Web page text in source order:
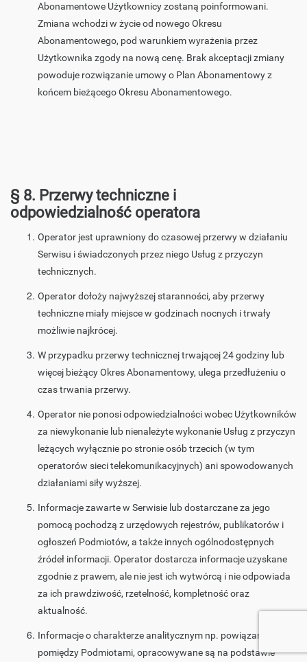
Abonamentowe Użytkownicy zostaną poinformowani.
Zmiana wchodzi w życie od nowego Okresu
Abonamentowego, pod warunkiem wyrażenia przez
Użytkownika zgody na nową cenę. Brak akceptacji zmiany
powoduje rozwiązanie umowy o Plan Abonamentowy z
końcem bieżącego Okresu Abonamentowego.
§ 8. Przerwy techniczne i
odpowiedzialność operatora
Operator jest uprawniony do czasowej przerwy w działaniu
Serwisu i świadczonych przez niego Usług z przyczyn
technicznych.
Operator dołoży najwyższej staranności, aby przerwy
techniczne miały miejsce w godzinach nocnych i trwały
możliwie najkrócej.
W przypadku przerwy technicznej trwającej 24 godziny lub
więcej bieżący Okres Abonamentowy, ulega przedłużeniu o
czas trwania przerwy.
Operator nie ponosi odpowiedzialności wobec Użytkowników
za niewykonanie lub nienależyte wykonanie Usług z przyczyn
leżących wyłącznie po stronie osób trzecich (w tym
operatorów sieci telekomunikacyjnych) ani spowodowanych
działaniami siły wyższej.
Informacje zawarte w Serwisie lub dostarczane za jego
pomocą pochodzą z urzędowych rejestrów, publikatorów i
ogłoszeń Podmiotów, a także innych ogólnodostępnych
źródeł informacji. Operator dostarcza informacje uzyskane
zgodnie z prawem, ale nie jest ich wytwórcą i nie odpowiada
za ich prawdziwość, rzetelność, kompletność oraz
aktualność.
Informacje o charakterze analitycznym np. powiązania
pomiędzy Podmiotami, opracowywane są na podstawie